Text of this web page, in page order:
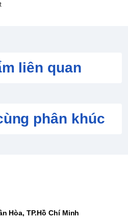
liên quan
phân khúc
Hòa, TP.Hồ Chí Minh